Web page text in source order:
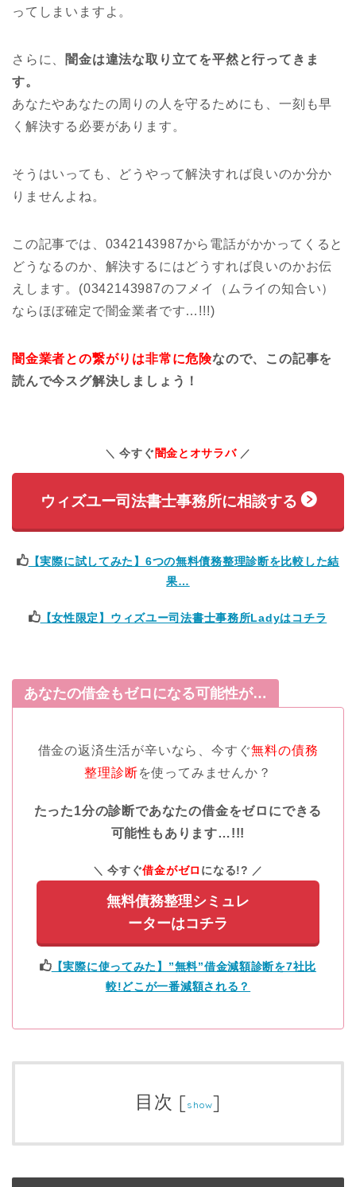
ってしまいますよ。
さらに、
闇金は違法な取り立てを平然と行ってきま
す。
あなたやあなたの周りの人を守るためにも、一刻も早
く解決する必要があります。
そうはいっても、どうやって解決すれば良いのか分か
りませんよね。
この記事では、0342143987から電話がかかってくると
どうなるのか、解決するにはどうすれば良いのかお伝
えします。(0342143987のフメイ（ムライの知合い）
ならほぼ確定で闇金業者です…!!!)
闇金業者との繋がりは非常に危険なので、この記事を
読んで今スグ解決しましょう！
今すぐ闇金とオサラバ
ウィズユー司法書士事務所に相談する
【実際に試してみた】6つの無料債務整理診断を比較した結
果…
【女性限定】ウィズユー司法書士事務所Ladyはコチラ
あなたの借金もゼロになる可能性が…
借金の返済生活が辛いなら、今すぐ無料の債務
整理診断を使ってみませんか？
たった1分の診断であなたの借金をゼロにできる
可能性もあります…!!!
今すぐ借金がゼロ になる!?
無料債務整理シミュレ
ーターはコチラ
【実際に使ってみた】”無料”借金減額診断を7社比
較!どこが一番減額される？
目次 [show]